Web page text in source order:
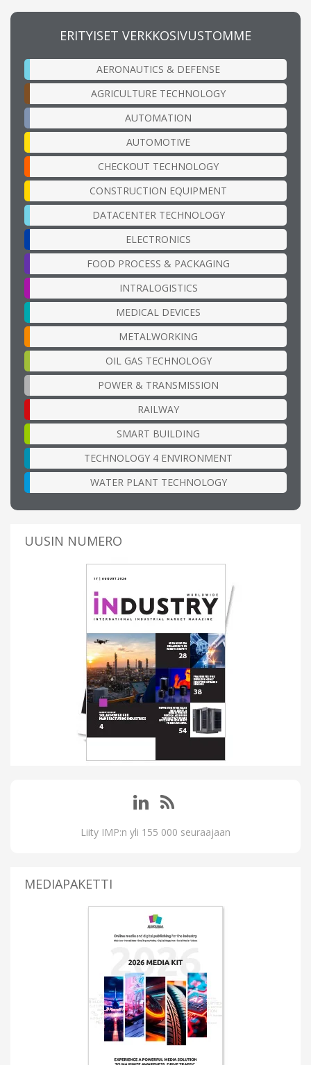
ERITYISET VERKKOSIVUSTOMME
AERONAUTICS & DEFENSE
AGRICULTURE TECHNOLOGY
AUTOMATION
AUTOMOTIVE
CHECKOUT TECHNOLOGY
CONSTRUCTION EQUIPMENT
DATACENTER TECHNOLOGY
ELECTRONICS
FOOD PROCESS & PACKAGING
INTRALOGISTICS
MEDICAL DEVICES
METALWORKING
OIL GAS TECHNOLOGY
POWER & TRANSMISSION
RAILWAY
SMART BUILDING
TECHNOLOGY 4 ENVIRONMENT
WATER PLANT TECHNOLOGY
UUSIN NUMERO
Liity IMP:n yli 155 000 seuraajaan
MEDIAPAKETTI